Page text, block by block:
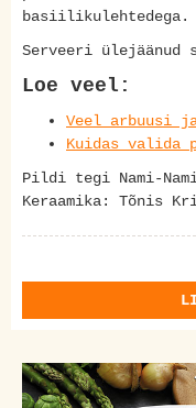
basiilikulehtedega.
Serveeri ülejäänud
Loe veel:
Veel arbuusi
Kuidas valida
Pildi tegi Nami-
Keraamika: Tõnis